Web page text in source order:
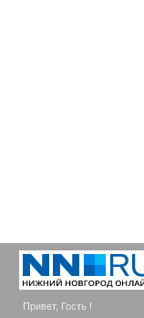
Привет, Гость !